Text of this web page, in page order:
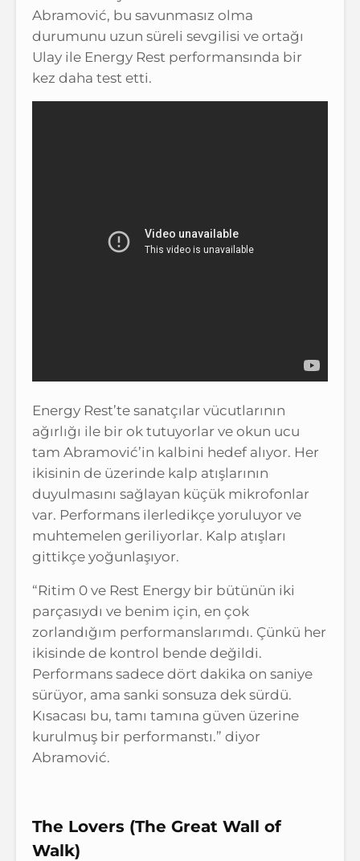
Abramović, bu savunmasız olma
durumunu uzun süreli sevgilisi ve ortağı
Ulay ile Energy Rest performansında bir
kez daha test etti.
Energy Rest’te sanatçılar vücutlarının
ağırlığı ile bir ok tutuyorlar ve okun ucu
tam Abramović’in kalbini hedef alıyor. Her
ikisinin de üzerinde kalp atışlarının
duyulmasını sağlayan küçük mikrofonlar
var. Performans ilerledikçe yoruluyor ve
muhtemelen geriliyorlar. Kalp atışları
gittikçe yoğunlaşıyor.
“Ritim 0 ve Rest Energy bir bütünün iki
parçasıydı ve benim için, en çok
zorlandığım performanslarımdı. Çünkü her
ikisinde de kontrol bende değildi.
Performans sadece dört dakika on saniye
sürüyor, ama sanki sonsuza dek sürdü.
Kısacası bu, tamı tamına güven üzerine
kurulmuş bir performanstı.” diyor
Abramović.
The Lovers (The Great Wall of
Walk)